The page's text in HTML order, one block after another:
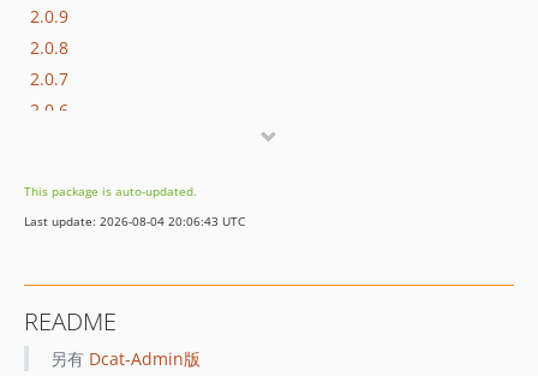
2.0.9
2.0.8
2.0.7
2.0.6
2.0.3
2.0.2
1.x-dev
1.0.3
This package is auto-updated.
Last update: 2026-08-04 20:06:43 UTC
README
另有 Dcat-Admin版